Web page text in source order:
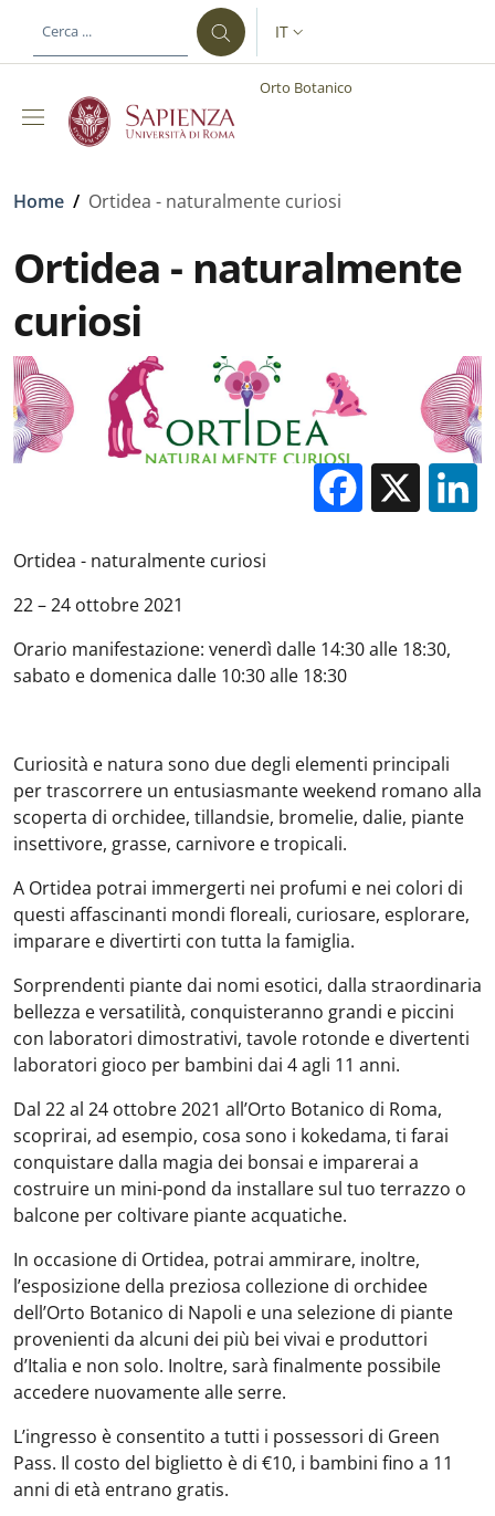
al contenuto principale
SELETTORE LINGUA:
IT
Orto Botanico
Briciole di pane
Home / Ortidea - naturalmente curiosi
Ortidea - naturalmente
curiosi
X
Ortidea - naturalmente curiosi
22 – 24 ottobre 2021
Orario manifestazione: venerdì dalle 14:30 alle 18:30,
sabato e domenica dalle 10:30 alle 18:30
Curiosità e natura sono due degli elementi principali
per trascorrere un entusiasmante weekend romano alla
scoperta di orchidee, tillandsie, bromelie, dalie, piante
insettivore, grasse, carnivore e tropicali.
A Ortidea potrai immergerti nei profumi e nei colori di
questi affascinanti mondi floreali, curiosare, esplorare,
imparare e divertirti con tutta la famiglia.
Sorprendenti piante dai nomi esotici, dalla straordinaria
bellezza e versatilità, conquisteranno grandi e piccini
con laboratori dimostrativi, tavole rotonde e divertenti
laboratori gioco per bambini dai 4 agli 11 anni.
Dal 22 al 24 ottobre 2021 all’Orto Botanico di Roma,
scoprirai, ad esempio, cosa sono i kokedama, ti farai
conquistare dalla magia dei bonsai e imparerai a
costruire un mini-pond da installare sul tuo terrazzo o
balcone per coltivare piante acquatiche.
In occasione di Ortidea, potrai ammirare, inoltre,
l’esposizione della preziosa collezione di orchidee
dell’Orto Botanico di Napoli e una selezione di piante
provenienti da alcuni dei più bei vivai e produttori
d’Italia e non solo. Inoltre, sarà finalmente possibile
accedere nuovamente alle serre.
L’ingresso è consentito a tutti i possessori di Green
Pass. Il costo del biglietto è di €10, i bambini fino a 11
anni di età entrano gratis.